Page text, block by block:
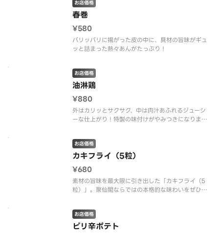
春巻
お店価格
¥580
パリッパリに揚がった皮の中に、具材の旨味がギュ
ッと詰まった熱々あんがたっぷり！
油淋鶏
お店価格
¥880
外はカリッとサクサク、中は肉汁あふれるジューシ
ーな仕上がり！特製の味付けがやみつきになりま
カキフライ（5粒）
お店価格
¥680
素材の旨味を最大限に引き出した「カキフライ（5
粒）」。聚仙閣ならではの本格的な味わいをぜひ一
ピリ辛ポテト
お店価格